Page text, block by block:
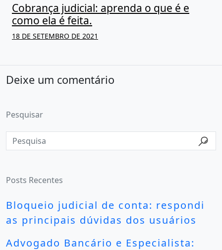
Cobrança judicial: aprenda o que é e
como ela é feita.
18 DE SETEMBRO DE 2021
Deixe um comentário
Pesquisar
Posts Recentes
Bloqueio judicial de conta: respondi
as principais dúvidas dos usuários
Advogado Bancário e Especialista: